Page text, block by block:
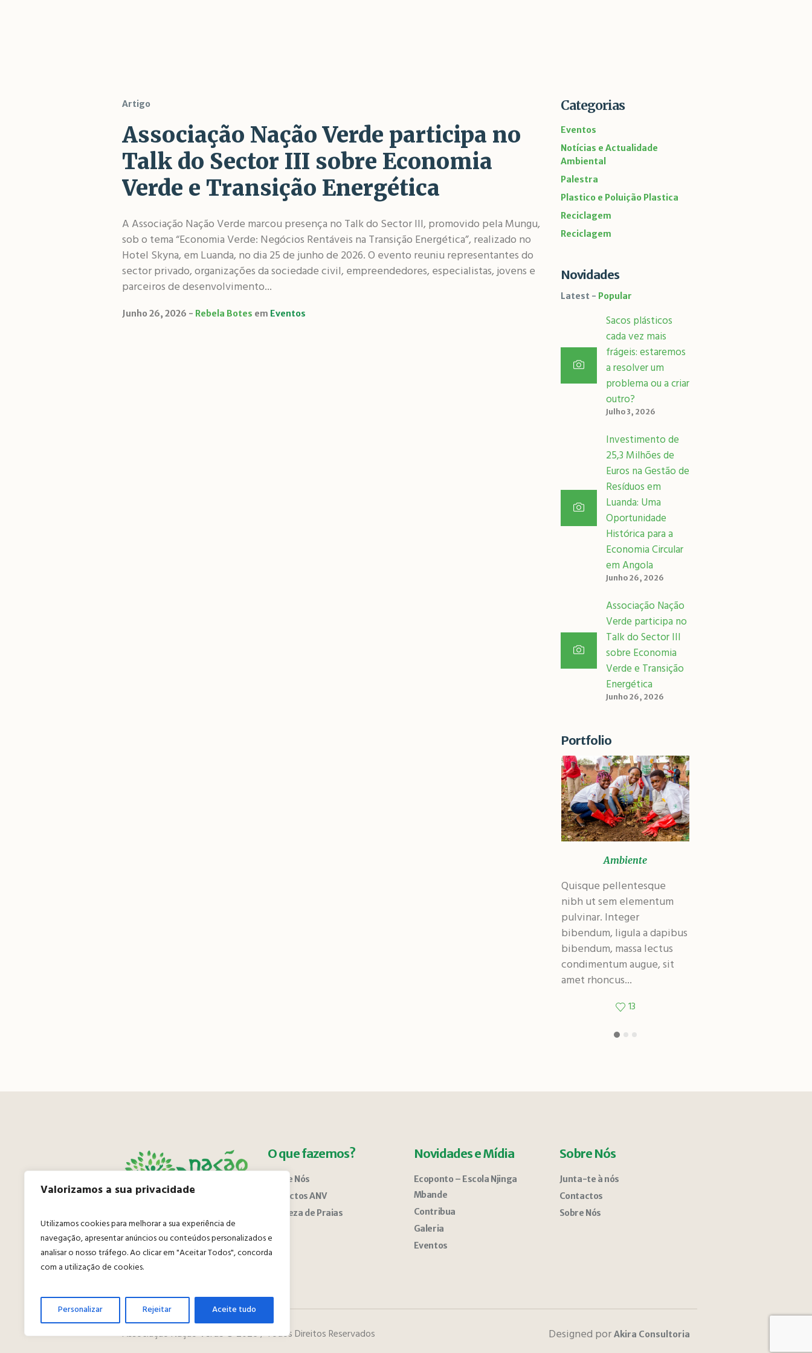
Valorizamos a sua privacidade
Utilizamos cookies para melhorar a sua experiência de
navegação, apresentar anúncios ou conteúdos personalizados e
analisar o nosso tráfego. Ao clicar em "Aceitar Todos", concorda
com a utilização de cookies.
Personalizar Rejeitar Aceite tudo
Artigo
Associação Nação Verde participa no
Talk do Sector III sobre Economia
Verde e Transição Energética
A Associação Nação Verde marcou presença no Talk do Sector III, promovido pela Mungu,
sob o tema “Economia Verde: Negócios Rentáveis na Transição Energética”, realizado no
Hotel Skyna, em Luanda, no dia 25 de junho de 2026. O evento reuniu representantes do
sector privado, organizações da sociedade civil, empreendedores, especialistas, jovens e
parceiros de desenvolvimento...
Junho 26, 2026 Rebela Botes em Eventos
Categorias
Eventos
Notícias e Actualidade
Ambiental
Palestra
Plastico e Poluição Plastica
Reciclagem
Reciclagem
Novidades
Latest Popular
Sacos plásticos
cada vez mais
frágeis: estaremos
a resolver um
problema ou a criar
outro?
Julho 3, 2026
Investimento de
25,3 Milhões de
Euros na Gestão de
Resíduos em
Luanda: Uma
Oportunidade
Histórica para a
Economia Circular
em Angola
Junho 26, 2026
Associação Nação
Verde participa no
Talk do Sector III
sobre Economia
Verde e Transição
Energética
Junho 26, 2026
Portfolio
Ambiente
Quisque pellentesque
nibh ut sem elementum
pulvinar. Integer
bibendum, ligula a dapibus
bibendum, massa lectus
condimentum augue, sit
amet rhoncus...
13
O que fazemos?
Sobre Nós
Projectos ANV
Limpeza de Praias
Novidades e Mídia
Ecoponto – Escola Njinga
Mbande
Contribua
Galeria
Eventos
Sobre Nós
Junta-te à nós
Contactos
Sobre Nós
Designed por Akira Consultoria
Associação Nação Verde © 2026 / Todos Direitos Reservados